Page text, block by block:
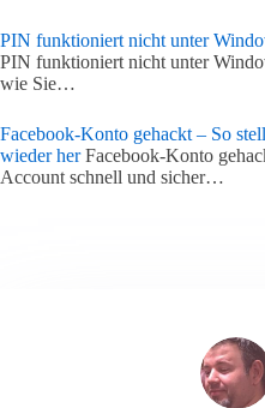
PIN funktioniert nicht unter
PIN funktioniert nicht unter
wie Sie…
Facebook-Konto gehackt – So
wieder herFacebook-Konto
Account schnell und sicher…